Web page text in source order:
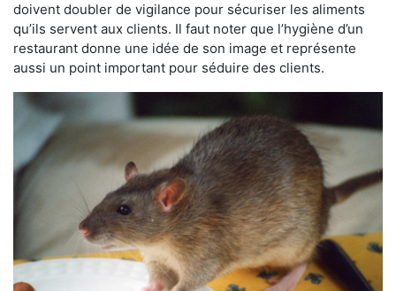
doivent doubler de vigilance pour sécuriser les aliments
qu’ils servent aux clients. Il faut noter que l’hygiène d’un
restaurant donne une idée de son image et représente
aussi un point important pour séduire des clients.